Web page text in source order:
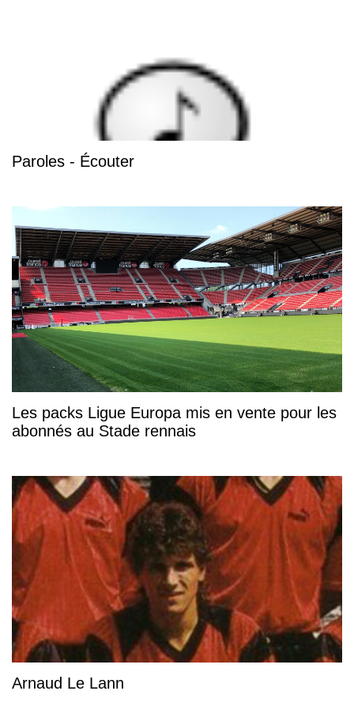
Paroles - Écouter
Les packs Ligue Europa mis en vente pour les
abonnés au Stade rennais
Arnaud Le Lann